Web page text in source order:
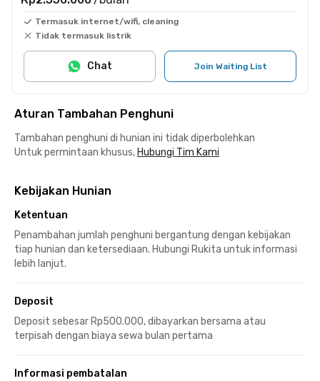
Termasuk internet/wifi, cleaning
Tidak termasuk listrik
Join Waiting List
Chat
Aturan Tambahan Penghuni
Tambahan penghuni di hunian ini tidak diperbolehkan
Untuk permintaan khusus, Hubungi Tim Kami
Kebijakan Hunian
Ketentuan
Penambahan jumlah penghuni bergantung dengan kebijakan
tiap hunian dan ketersediaan. Hubungi Rukita untuk informasi
lebih lanjut.
Deposit
Deposit sebesar Rp500.000, dibayarkan bersama atau
terpisah dengan biaya sewa bulan pertama
Informasi pembatalan